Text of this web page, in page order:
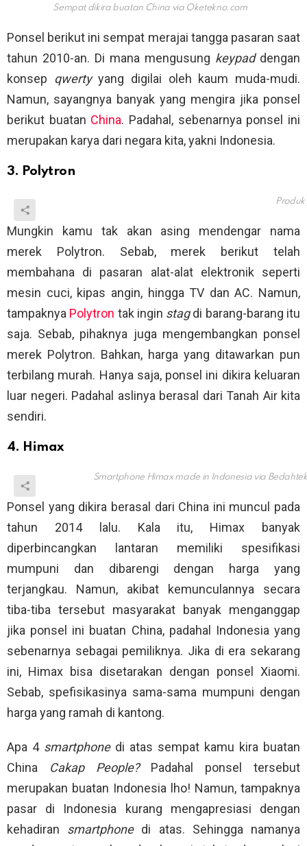
Sempat dikira buatan China via Oketekno.com
Ponsel berikut ini sempat merajai tangga pasaran saat
tahun 2010-an. Di mana mengusung keypad dengan
konsep qwertyyang digilai oleh kaum muda-mudi.
Namun, sayangnya banyak yang mengira jika ponsel
berikut buatan China. Padahal, sebenarnya ponsel ini
merupakan karya dari negara kita, yakni Indonesia.
3. Polytron
Produk
Mungkin kamu tak akan asing mendengar nama
merek Polytron. Sebab, merek berikut telah
membahana di pasaran alat-alat elektronik seperti
mesin cuci, kipas angin, hingga TV dan AC. Namun,
tampaknya Polytron tak ingin stagdi barang-barang itu
saja. Sebab, pihaknya juga mengembangkan ponsel
merek Polytron. Bahkan, harga yang ditawarkan pun
terbilang murah. Hanya saja, ponsel ini dikira keluaran
luar negeri. Padahal aslinya berasal dari Tanah Air kita
sendiri.
4. Himax
Smartphone Himax made in Indonesia via
Ponsel yang dikira berasal dari China ini muncul pada
tahun 2014 lalu. Kala itu, Himax banyak
diperbincangkan lantaran memiliki spesifikasi
mumpuni dan dibarengi dengan harga yang
terjangkau. Namun, akibat kemunculannya secara
tiba-tiba tersebut masyarakat banyak menganggap
jika ponsel ini buatan China, padahal Indonesia yang
sebenarnya sebagai pemiliknya. Jika di era sekarang
ini, Himax bisa disetarakan dengan ponsel Xiaomi.
Sebab, spefisikasinya sama-sama mumpuni dengan
harga yang ramah di kantong.
Apa 4 smartphone di atas sempat kamu kira buatan
China
Cakap People? Padahal ponsel tersebut
merupakan buatan Indonesia lho! Namun, tampaknya
pasar di Indonesia kurang mengapresiasi dengan
kehadiran smartphone di atas. Sehingga namanya